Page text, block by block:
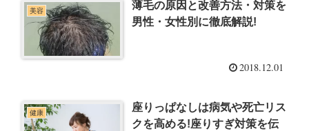
美容
薄毛の原因と改善方法・対策を
男性・女性別に徹底解説!
2018.12.01
健康
座りっぱなしは病気や死亡リス
クを高める!座りすぎ対策を伝